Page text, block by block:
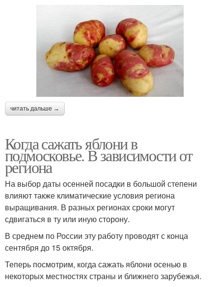
читать дальше →
Когда сажать яблони в
подмосковье. В зависимости от
региона
На выбор даты осенней посадки в большой степени
влияют также климатические условия региона
выращивания. В разных регионах сроки могут
сдвигаться в ту или иную сторону.
В среднем по России эту работу проводят с конца
сентября до 15 октября.
Теперь посмотрим, когда сажать яблони осенью в
некоторых местностях страны и ближнего зарубежья.